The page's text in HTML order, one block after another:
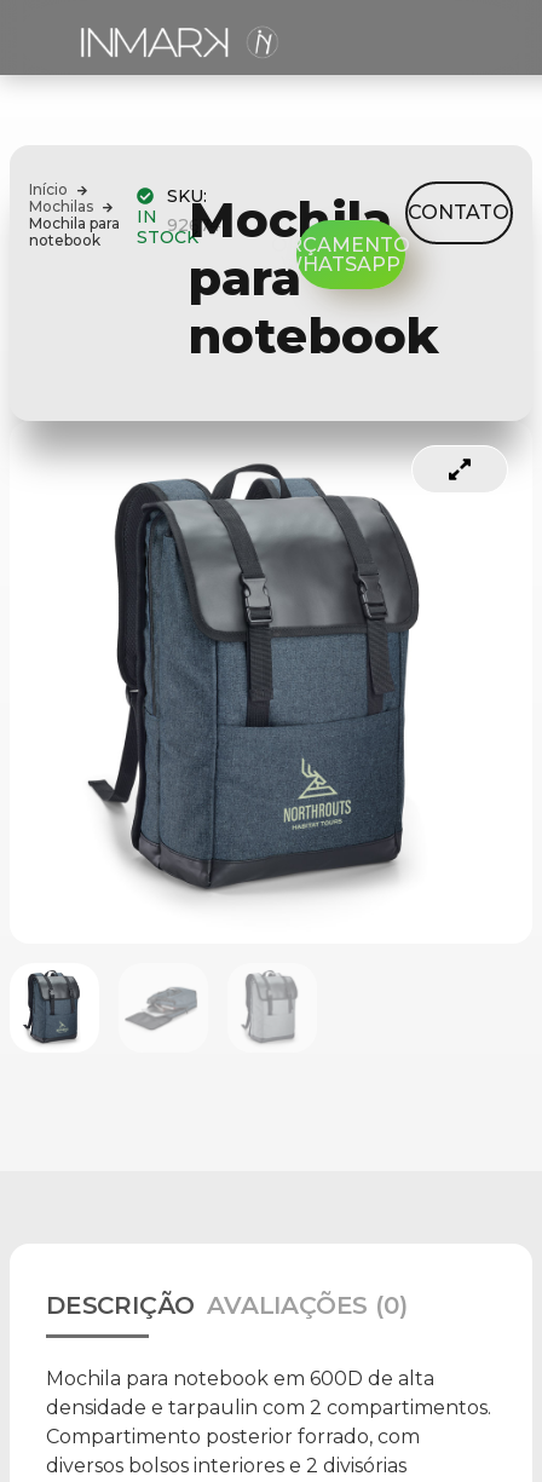
Início
Mochilas
Mochila para
notebook
IN
STOCK
SKU:
92674
Mochila
para
notebook
ORÇAMENTO
WHATSAPP
CONTATO
DESCRIÇÃO AVALIAÇÕES (0)
Mochila para notebook em 600D de alta
densidade e tarpaulin com 2 compartimentos.
Compartimento posterior forrado, com
diversos bolsos interiores e 2 divisórias